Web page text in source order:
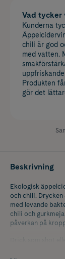
Vad tycker
Kunderna
chili är god
med vatten.
Produkten
gör det
Beskrivning
Ekologisk
och chili.
med levande
chili och
påverkan på